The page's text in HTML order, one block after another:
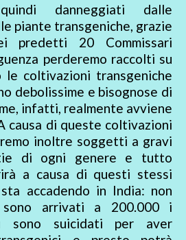
danneggiati dalle
piante transgeniche, grazie
predetti 20 Commissari
perderemo raccolti su
le coltivazioni transgeniche
debolissime e bisognose di
infatti, realmente avviene
causa di queste coltivazioni
inoltre soggetti a gravi
di ogni genere e tutto
a causa di questi stessi
accadendo in India: non
arrivati a 200.000 i
sono suicidati per aver